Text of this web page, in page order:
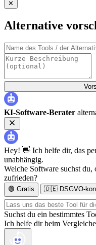
✕
Alternative
KI-Software-Berater
Hey! 👋 Ich helfe dir, das
unabhängig.
Welche Software suchst
zufrieden?
🟢 Gratis 🇩🇪 DSGVO-
Suchst du ein bestimmtes
Ich helfe dir beim